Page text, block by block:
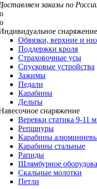
заказы по
снаряжение
Обвязки, верхние и
Поддержки кроля
Страховочные усы
Спусковые устройства
Зажимы
Педали
Карабины
Дельты
снаряжение
Веревки статика 9-11
Репшнуры
Карабины
Карабины стальные
Рапиды
Шлямбурное
Скальные молотки
Петли